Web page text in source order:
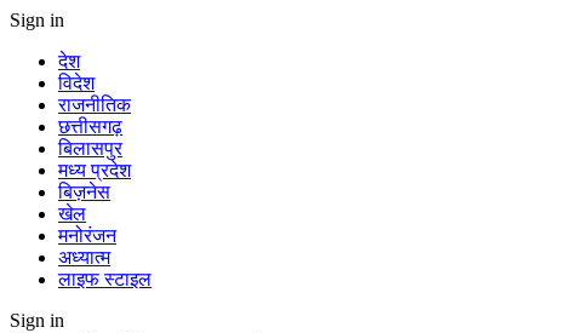
Sign in
देश
विदेश
राजनीतिक
छत्तीसगढ़
बिलासपुर
मध्य प्रदेश
बिज़नेस
खेल
मनोरंजन
अध्यात्म
लाइफ स्टाइल
Sign in